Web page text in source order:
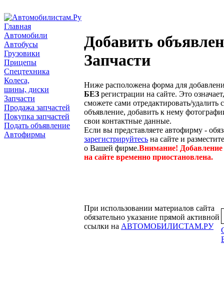
Главная
Автомобили
Автобусы
Грузовики
Прицепы
Спецтехника
Колеса,
шины, диски
Запчасти
Продажа запчастей
Покупка запчастей
Подать объявление
Автофирмы
Добавить
Запчасти
Ниже расположена форма для
БЕЗ регистрации на сайте. Это
сможете сами отредактировать/удалить
объявление, добавить к нему
свои контактные данные.
Если вы представляете автофирму -
зарегистрируйтесь на сайте и
о Вашей фирме.Внимание!
на сайте временно приостановлена.
При использовании материалов сайта
обязательно указание прямой активной
ссылки на АВТОМОБИЛИСТАМ.РУ